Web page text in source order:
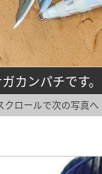
カンパチです。
クロールで次の写真へ